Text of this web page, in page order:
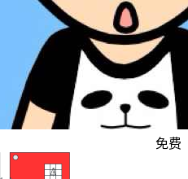
免费